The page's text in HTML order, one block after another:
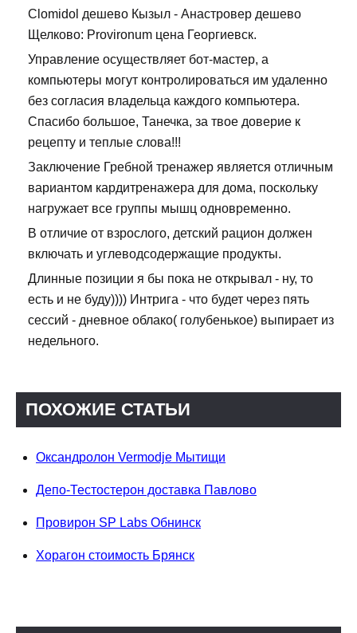
Clomidol дешево Кызыл - Анастровер дешево
Щелково: Provironum цена Георгиевск.
Управление осуществляет бот-мастер, а
компьютеры могут контролироваться им удаленно
без согласия владельца каждого компьютера.
Спасибо большое, Танечка, за твое доверие к
рецепту и теплые слова!!!
Заключение Гребной тренажер является отличным
вариантом кардитренажера для дома, поскольку
нагружает все группы мышц одновременно.
В отличие от взрослого, детский рацион должен
включать и углеводсодержащие продукты.
Длинные позиции я бы пока не открывал - ну, то
есть и не буду)))) Интрига - что будет через пять
сессий - дневное облако( голубенькое) выпирает из
недельного.
ПОХОЖИЕ СТАТЬИ
Оксандролон Vermodje Мытищи
Депо-Тестостерон доставка Павлово
Провирон SP Labs Обнинск
Хорагон стоимость Брянск